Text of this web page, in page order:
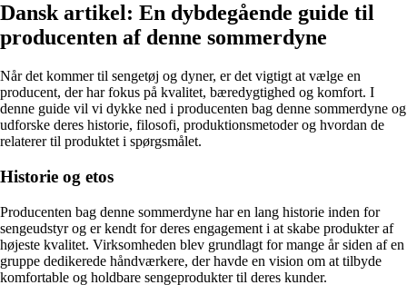
Dansk artikel: En dybdegående guide til
producenten af denne sommerdyne
Når det kommer til sengetøj og dyner, er det vigtigt at vælge en
producent, der har fokus på kvalitet, bæredygtighed og komfort. I
denne guide vil vi dykke ned i producenten bag denne sommerdyne og
udforske deres historie, filosofi, produktionsmetoder og hvordan de
relaterer til produktet i spørgsmålet.
Historie og etos
Producenten bag denne sommerdyne har en lang historie inden for
sengeudstyr og er kendt for deres engagement i at skabe produkter af
højeste kvalitet. Virksomheden blev grundlagt for mange år siden af en
gruppe dedikerede håndværkere, der havde en vision om at tilbyde
komfortable og holdbare sengeprodukter til deres kunder.